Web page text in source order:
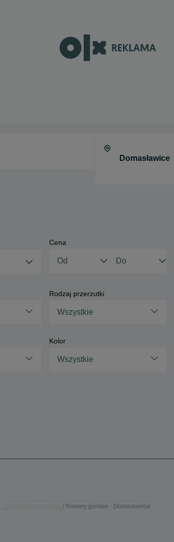
Cena
Rodzaj przerzutki
Wszystkie
Kolor
Wszystkie
Rowery górskie - Domasławice